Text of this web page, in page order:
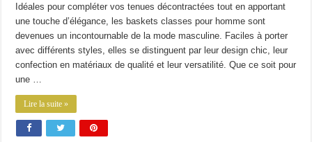
Idéales pour compléter vos tenues décontractées tout en apportant
une touche d’élégance, les baskets classes pour homme sont
devenues un incontournable de la mode masculine. Faciles à porter
avec différents styles, elles se distinguent par leur design chic, leur
confection en matériaux de qualité et leur versatilité. Que ce soit pour
une …
Lire la suite »